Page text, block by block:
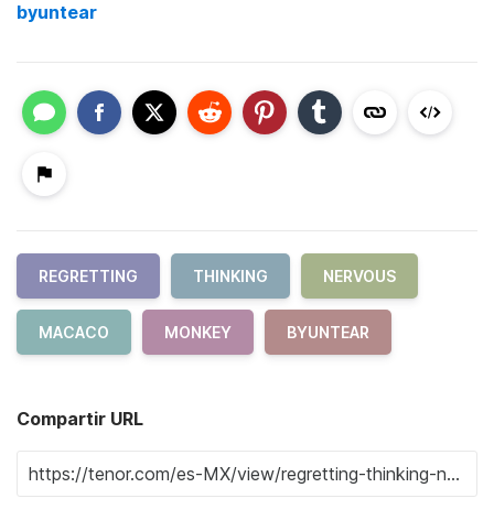
byuntear
REGRETTING THINKING NERVOUS
MACACO MONKEY BYUNTEAR
Compartir URL